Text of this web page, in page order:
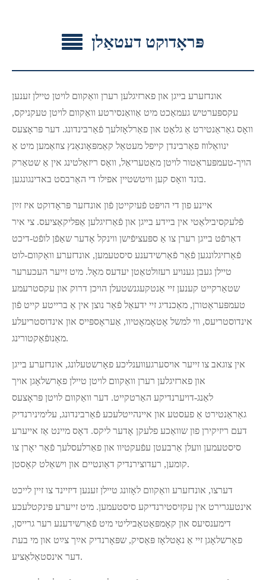
פּראָדוקט דעטאַלן
אונדזערע בייגן און פארזיגלען רערן וואַקוום לויטן טיילן זענען
עקספּערטיש געמאַכט מיט אַוואַנסירטע וואַקוום לויטן טעקניקס,
וואָס גאַראַנטירט אַ גלאַט און פאַרלאָזלעך פֿאַרבינדונג. דער פּראָצעס
ינוואַלווז פאַרבינדן קייפל מעטאַל קאַמפּאָונאַנץ צוזאַמען מיט אַ
הויך-טעמפּעראַטור לויטן מאַטעריאַל, וואָס ריזאַלטינג אין אַ שטאַרק
בונד וואָס קען וויטשטיין אפילו די האַרבסט באדינגונגען.
איינע פון די הויפּט פֿעיִקייטן פֿון אונדזער פּראָדוקט איז זײַן
פֿלעקסיבילאַטי אין ביידע בײגן און פֿאַרזיגלען אַפּליקאַציעס. צי איר
דאַרפֿט בײגן רערן צו אַ ספּעציפֿישן ווינקל אָדער שאַפֿן לופֿט-דיכט
פֿאַרזיגלונגען פֿאַר פֿאַרשידענע סיסטעמען, אונדזערע וואַקוום-לוט
טיילן געבן גענויע רעזולטאַטן יעדעס מאָל. מיט זייער העכערער
שטאַרקייט קענען זיי אַנטקעגנשטעלן הויכן דרוק און עקסטרעמע
טעמפּעראַטורן, מאַכנדיג זיי ידעאַל פֿאַר נוצן אין אַ ברייטע קייט פֿון
אינדוסטריעס, ווי למשל אָטאָמאָטיוו, אַעראָספּייס און אינדוסטריעלע
מאַנופֿאַקטורינג.
אין צוגאב צו זייער אויסערגעווענליכע פאָרשטעלונג, אונדזערע בייגן
און פארזיגלען רערן וואַקוום לויטן טיילן פאָרשלאָגן אויך
לאַנג-דויערנדיקע האַרטקייט. דער וואַקוום לויטן פּראָצעס
גאַראַנטירט אַ פעסטע און איינהייטלעכע פֿאַרבינדונג, עלימינירנדיק
דעם ריזיקירן פון שוואַכע פלעקן אָדער ליקס. דאָס מיינט אַז אייערע
סיסטעמען וועלן אַרבעטן עפֿעקטיוו און פאַרלעסלעך פֿאַר יאָרן צו
קומען, רעדוצירנדיק דאַונטיים און וישאַלט קאָסטן.
דערצו, אונדזערע וואַקוום לאָזונג טיילן זענען דיזיינד צו זיין לייכט
אינטעגרירט אין עקזיסטירנדיקע סיסטעמען. מיט זייערע פּינקטלעכע
דימענסיעס און קאָמפּאַטאַביליטי מיט פֿאַרשידענע רער גרייסן,
פאָרשלאָגן זיי אַ נאָטלאָז פּאַסיק, שפּאָרנדיק אײַך צײַט און מי בעת
דער אינסטאַלאַציע.